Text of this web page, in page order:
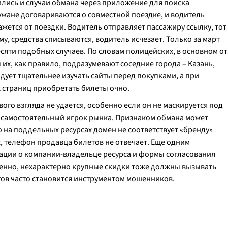
и случаи обмана через приложение для поиска
договариваются о совместной поездке, и водитель
от поездки. Водитель отправляет пассажиру ссылку, тот
средства списываются, водитель исчезает. Только за март
подобных случаев. По словам полицейских, в основном от
как правило, подразумевают соседние города – Казань,
тщательнее изучать сайты перед покупками, а при
приобретать билеты очно.
взгляда не удается, особенно если он не маскируется под
игрок рынка. Признаком обмана может
поддельных ресурсах домен не соответствует «бренду»
продавца билетов не отвечает. Еще одним
о компании-владельце ресурса и формы согласования
нехарактерно крупные скидки тоже должны вызывать
часто становится инструментом мошенников.